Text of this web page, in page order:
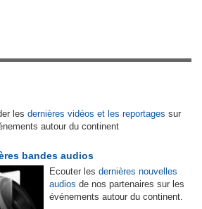
les dernières vidéos et les reportages sur
autour du continent
bandes audios
Ecouter les dernières nouvelles
audios de nos partenaires sur les
événements autour du continent.